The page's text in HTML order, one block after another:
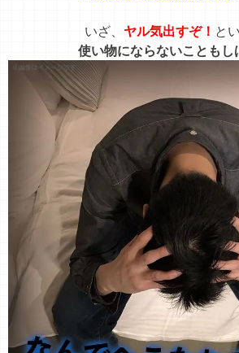
いざ、 ヤル気出すぞ！ と
使い物にならないこともし